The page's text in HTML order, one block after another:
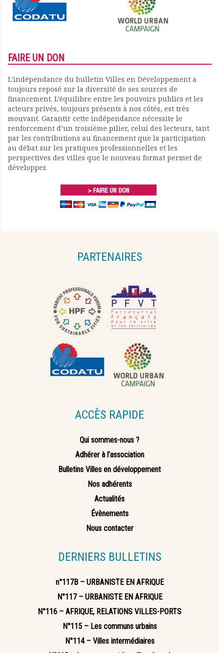
FAIRE UN DON
L’indépendance du bulletin Villes en Développement a
toujours reposé sur la diversité de ses sources de
financement. L’équilibre entre les pouvoirs publics et les
acteurs privés, toujours présents à nos côtés, est très
mouvant. Garantir cette indépendance nécessite le
renforcement d’un troisième pilier, celui des lecteurs, tant
par les contributions au financement que la participation
au débat sur les pratiques professionnelles et les
perspectives des villes que le nouveau format permet de
développer.
PARTENAIRES
ACCÈS RAPIDE
Qui sommes-nous ?
Adhérer à l’association
Bulletins Villes en développement
Nos adhérents
Actualités
Évènements
Nous contacter
DERNIERS BULLETINS
n°117B – URBANISTE EN AFRIQUE
N°117 – URBANISTE EN AFRIQUE
N°116 – AFRIQUE, RELATIONS VILLES-PORTS
N°115 – Les communs urbains
N°114 – Villes intermédiaires